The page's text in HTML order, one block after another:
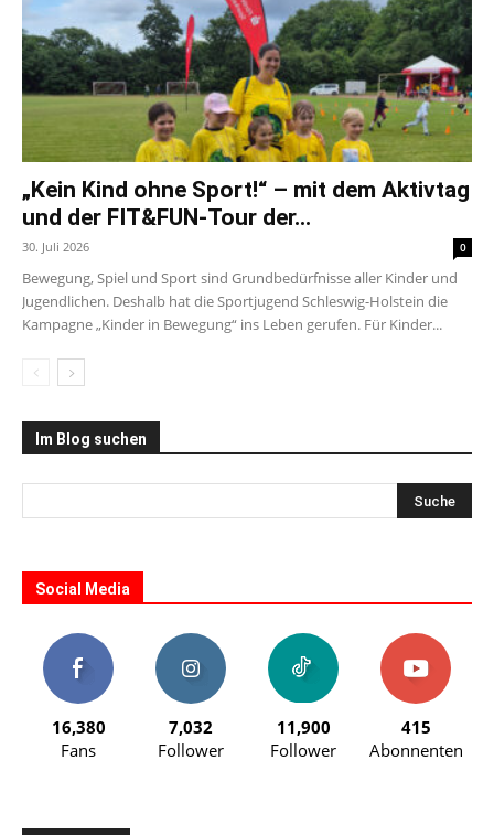
„Kein Kind ohne Sport!“ – mit dem Aktivtag
und der FIT&FUN-Tour der...
30. Juli 2026 0
Bewegung, Spiel und Sport sind Grundbedürfnisse aller Kinder und
Jugendlichen. Deshalb hat die Sportjugend Schleswig-Holstein die
Kampagne „Kinder in Bewegung“ ins Leben gerufen. Für Kinder...
Im Blog suchen
Social Media
16,380
Fans
7,032
Follower
11,900
Follower
415
Abonnenten